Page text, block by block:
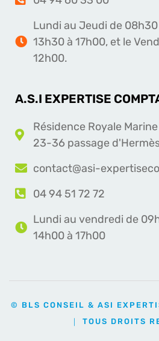
Lundi au Jeudi de
13h30 à 17h00, et le
12h00.
A.S.I EXPERTISE
Résidence Royale Marine
23-36 passage
contact@asi-
04 94 51 72 72
Lundi au vendredi de
14h00 à 17h00
© BLS CONSEIL & ASI
｜ TOUS DROITS